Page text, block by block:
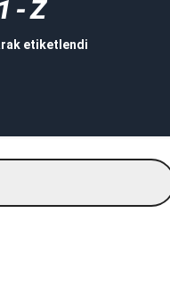
Z
etiketlendi